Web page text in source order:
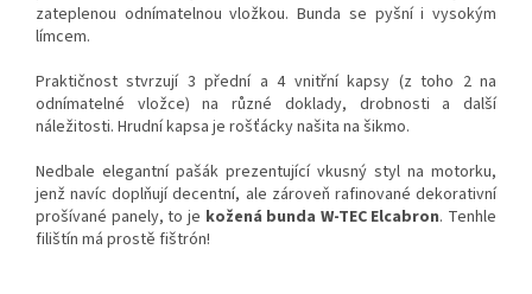
zateplenou odnímatelnou vložkou. Bunda se pyšní i vysokým
límcem.
Praktičnost stvrzují 3 přední a 4 vnitřní kapsy (z toho 2 na
odnímatelné vložce) na různé doklady, drobnosti a další
náležitosti. Hrudní kapsa je rošťácky našita na šikmo.
Nedbale elegantní pašák prezentující vkusný styl na motorku,
jenž navíc doplňují decentní, ale zároveň rafinované dekorativní
prošívané panely, to je kožená bunda W-TEC Elcabron. Tenhle
filištín má prostě fištrón!